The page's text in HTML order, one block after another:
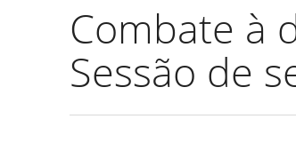
Combate à
Sessão de